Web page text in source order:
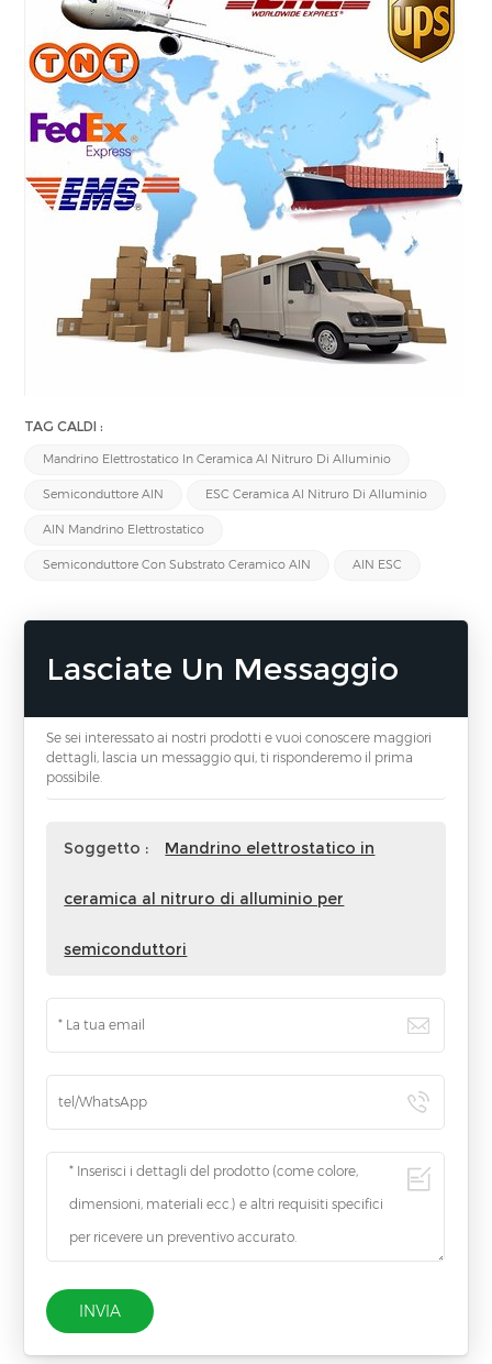
TAG CALDI :
Mandrino Elettrostatico In Ceramica Al Nitruro Di Alluminio
Semiconduttore AlN ESC Ceramica Al Nitruro Di Alluminio
AlN Mandrino Elettrostatico
Semiconduttore Con Substrato Ceramico AlN AlN ESC
Lasciate Un Messaggio
Se sei interessato ai nostri prodotti e vuoi conoscere maggiori
dettagli, lascia un messaggio qui, ti risponderemo il prima
possibile.
Soggetto : Mandrino elettrostatico in
ceramica al nitruro di alluminio per
semiconduttori
INVIA